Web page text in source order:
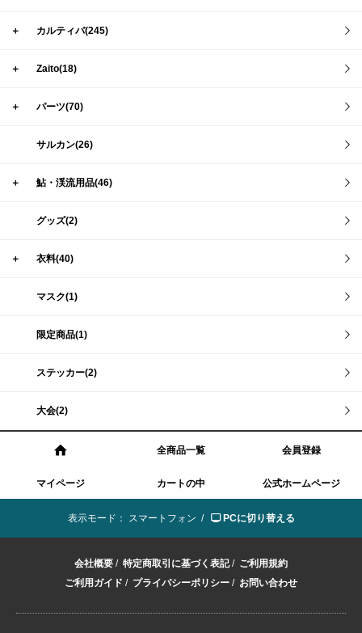
＋ カルティバ(245)
＋ Zaito(18)
＋ パーツ(70)
サルカン(26)
＋ 鮎・渓流用品(46)
グッズ(2)
＋ 衣料(40)
マスク(1)
限定商品(1)
ステッカー(2)
大会(2)
全商品一覧 会員登録
マイページ カートの中 公式ホームページ
表示モード： スマートフォン / PCに切り替える
会社概要 / 特定商取引に基づく表記/ ご利用規約
ご利用ガイド / プライバシーポリシー / お問い合わせ